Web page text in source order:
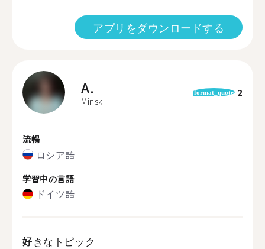
アプリをダウンロードする
A.
Minsk
format_quote 2
流暢
ロシア語
学習中の言語
ドイツ語
好きなトピック